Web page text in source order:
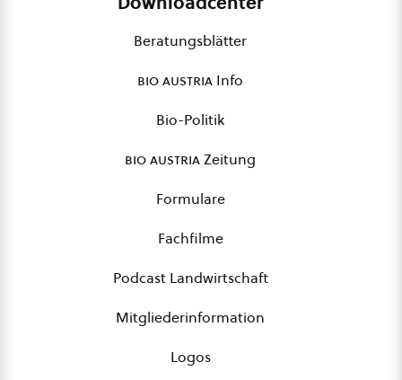
Beratungsblätter
bio austria Info
Bio-Politik
bio austriaZeitung
Formulare
Fachfilme
Podcast Landwirtschaft
Mitgliederinformation
Logos